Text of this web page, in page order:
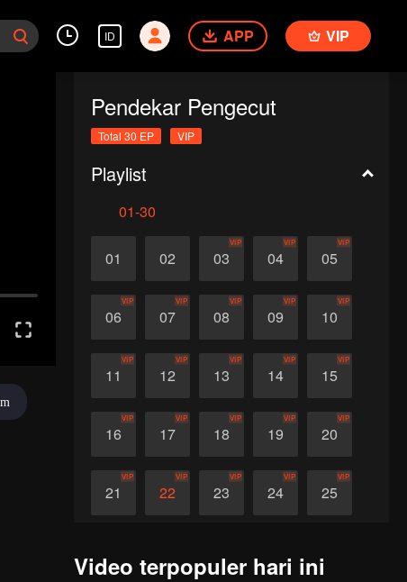
ID APP VIP
Pendekar Pengecut
Total 30 EP VIP
Playlist
01-30
01 02 03
VIP
04
VIP
05
VIP
06
VIP
07
VIP
08
VIP
09
VIP
10
VIP
11
VIP
12
VIP
13
VIP
14
VIP
15
VIP
16
VIP
17
VIP
18
VIP
19
VIP
20
VIP
21
VIP
22
VIP
23
VIP
24
VIP
25
VIP
Video terpopuler hari ini